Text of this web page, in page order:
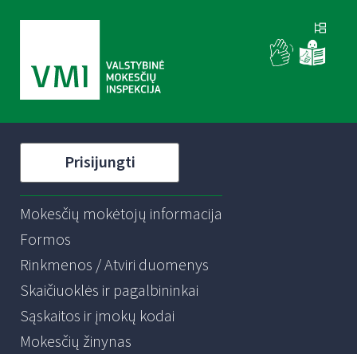
Prisijungti
Mokesčių mokėtojų informacija
Formos
Rinkmenos / Atviri duomenys
Skaičiuoklės ir pagalbininkai
Sąskaitos ir įmokų kodai
Mokesčių žinynas